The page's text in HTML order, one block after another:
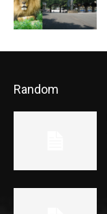
Random